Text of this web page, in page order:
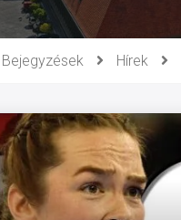
Bejegyzések Hírek